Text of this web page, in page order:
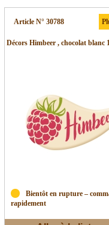
Article N° 30788
Décors Himbeer , chocolat blanc
Bientôt en rupture –
rapidement